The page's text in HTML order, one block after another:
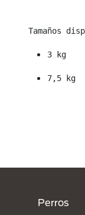
3 kg
7,5 kg
Perros